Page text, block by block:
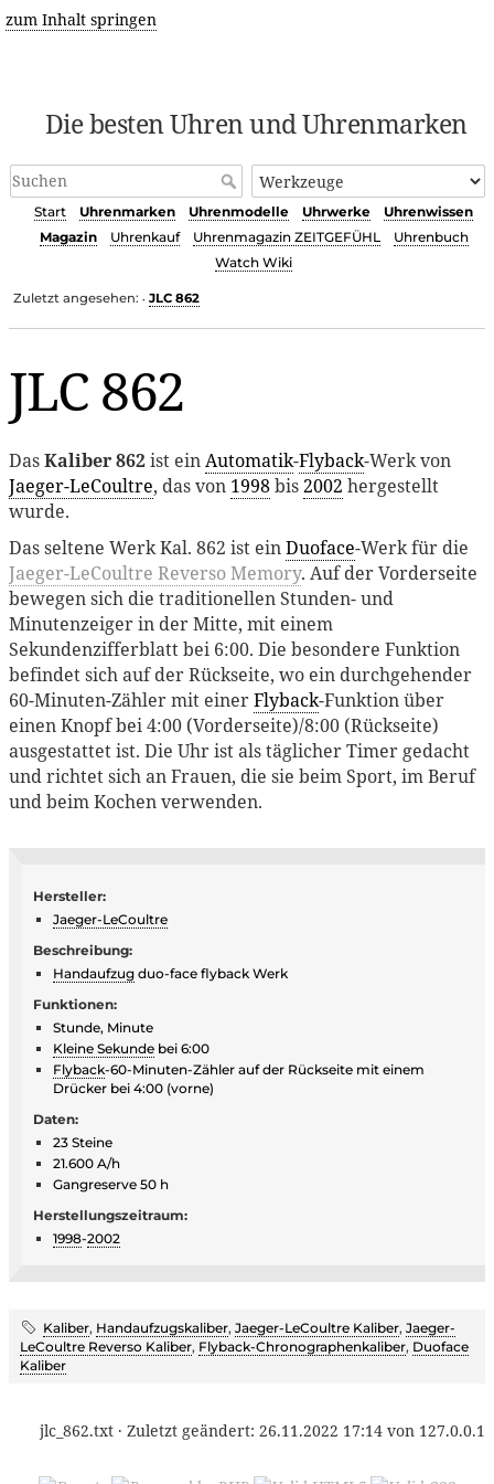
zum Inhalt springen
Die besten Uhren und Uhrenmarken
Start Uhrenmarken Uhrenmodelle Uhrwerke
Uhrenwissen
Magazin
Uhrenkauf Uhrenmagazin ZEITGEFÜHL
Uhrenbuch
Watch Wiki
Zuletzt angesehen: • JLC 862
JLC 862
DasKaliber 862ist einAutomatik-Flyback-Werk von
Jaeger-LeCoultre, das von 1998bis2002 hergestellt
wurde.
Das seltene Werk Kal. 862 ist einDuoface-Werk für die
Jaeger-LeCoultre Reverso Memory. Auf der Vorderseite
bewegen sich die traditionellen Stunden- und
Minutenzeiger in der Mitte, mit einem
Sekundenzifferblatt bei 6:00. Die besondere Funktion
befindet sich auf der Rückseite, wo ein durchgehender
60-Minuten-Zähler mit einerFlyback-Funktion über
einen Knopf bei 4:00 (Vorderseite)/8:00 (Rückseite)
ausgestattet ist. Die Uhr ist als täglicher Timer gedacht
und richtet sich an Frauen, die sie beim Sport, im Beruf
und beim Kochen verwenden.
Hersteller:
Jaeger-LeCoultre
Beschreibung:
Handaufzug duo-face flyback Werk
Funktionen:
Stunde, Minute
Kleine Sekunde bei 6:00
Flyback-60-Minuten-Zähler auf der Rückseite mit einem
Drücker bei 4:00 (vorne)
Daten:
23 Steine
21.600 A/h
Gangreserve 50 h
Herstellungszeitraum:
1998-2002
Kaliber, Handaufzugskaliber, Jaeger-LeCoultre Kaliber, Jaeger-
LeCoultre Reverso Kaliber, Flyback-Chronographenkaliber, Duoface
Kaliber
jlc_862.txt · Zuletzt geändert: 26.11.2022 17:14 von 127.0.0.1